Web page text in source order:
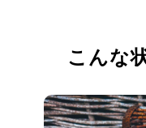
こんな